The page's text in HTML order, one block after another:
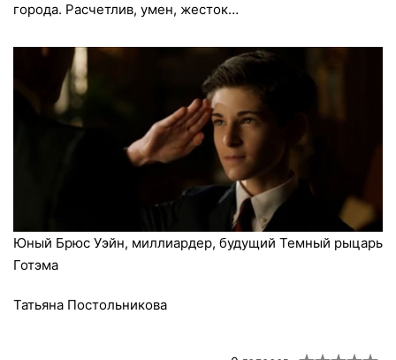
города. Расчетлив, умен, жесток…
Юный Брюс Уэйн, миллиардер, будущий Темный рыцарь
Готэма
Татьяна Постольникова